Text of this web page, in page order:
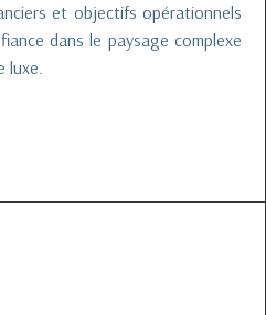
et objectifs opérationnels
dans le paysage complexe
luxe.